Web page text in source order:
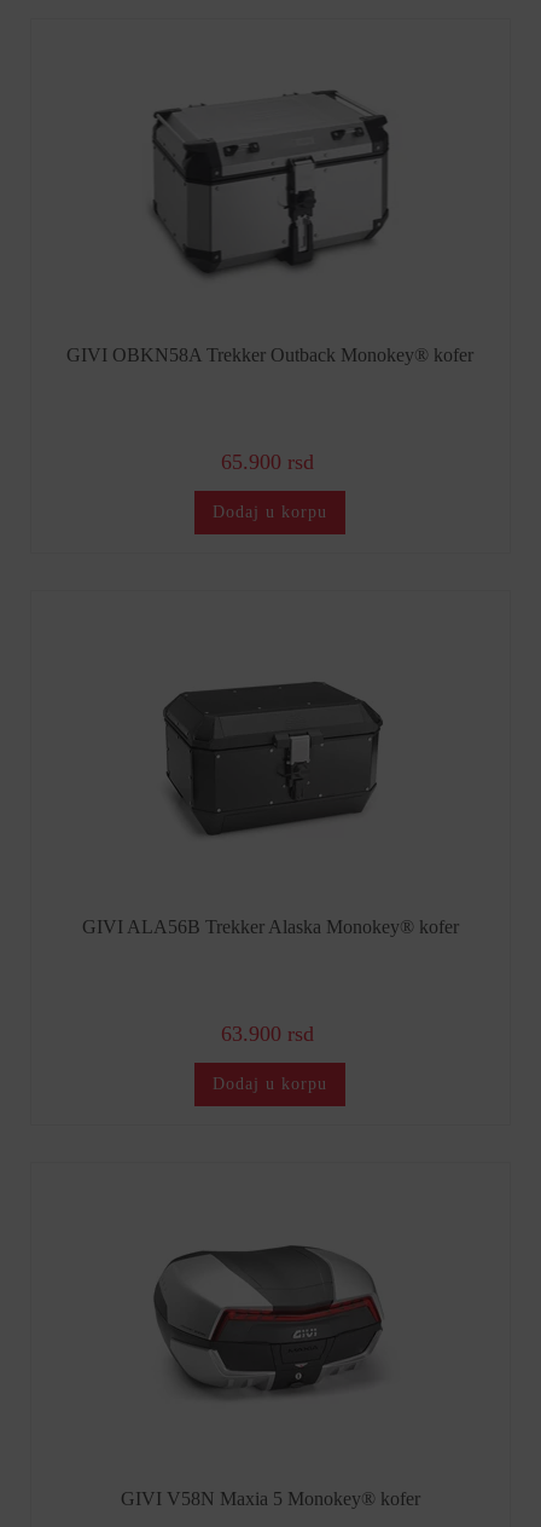
GIVI OBKN58A Trekker Outback Monokey® kofer
65.900 rsd
Dodaj u korpu
GIVI ALA56B Trekker Alaska Monokey® kofer
63.900 rsd
Dodaj u korpu
GIVI V58N Maxia 5 Monokey® kofer